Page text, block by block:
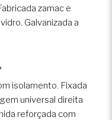
zamac e
Galvanizada a
isolamento. Fixada
universal direita
reforçada com